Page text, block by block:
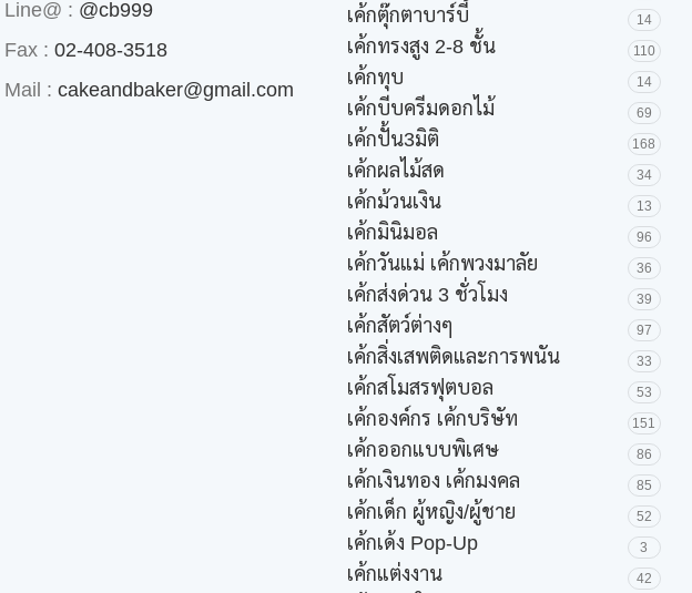
Line@ : @cb999
Fax : 02-408-3518
Mail : cakeandbaker@gmail.com
เค้กตุ๊กตาบาร์บี้ 14
เค้กทรงสูง 2-8 ชั้น 110
เค้กทุบ 14
เค้กบีบครีมดอกไม้ 69
เค้กปั้น3มิติ 168
เค้กผลไม้สด 34
เค้กม้วนเงิน 13
เค้กมินิมอล 96
เค้กวันแม่ เค้กพวงมาลัย 36
เค้กส่งด่วน 3 ชั่วโมง 39
เค้กสัตว์ต่างๆ 97
เค้กสิ่งเสพติดและการพนัน 33
เค้กสโมสรฟุตบอล 53
เค้กองค์กร เค้กบริษัท 151
เค้กออกแบบพิเศษ 86
เค้กเงินทอง เค้กมงคล 85
เค้กเด็ก ผู้หญิง/ผู้ชาย 52
เค้กเด้ง Pop-Up 3
เค้กแต่งงาน 42